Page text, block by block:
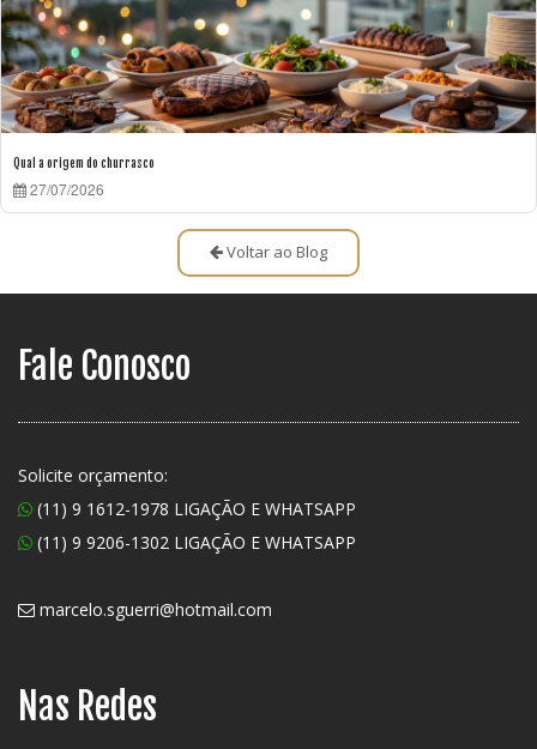
Qual a origem do churrasco
27/07/2026
Voltar ao Blog
Fale Conosco
Solicite orçamento:
(11) 9 1612-1978 LIGAÇÃO E WHATSAPP
(11) 9 9206-1302 LIGAÇÃO E WHATSAPP
marcelo.sguerri@hotmail.com
Nas Redes